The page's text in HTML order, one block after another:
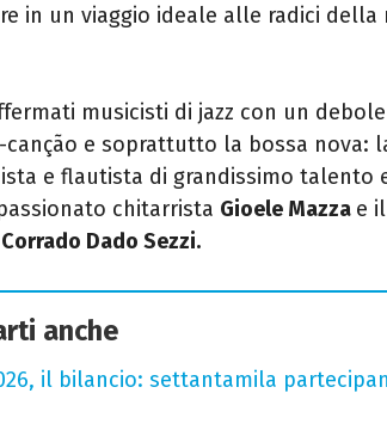
in un viaggio ideale alle radici della
musicisti di jazz con un
e soprattutto la bossa nova:
e flautista di grandissimo talento
chitarrista Gioele Mazza e
Corrado Dado Sezzi.
anche
il bilancio: settantamila